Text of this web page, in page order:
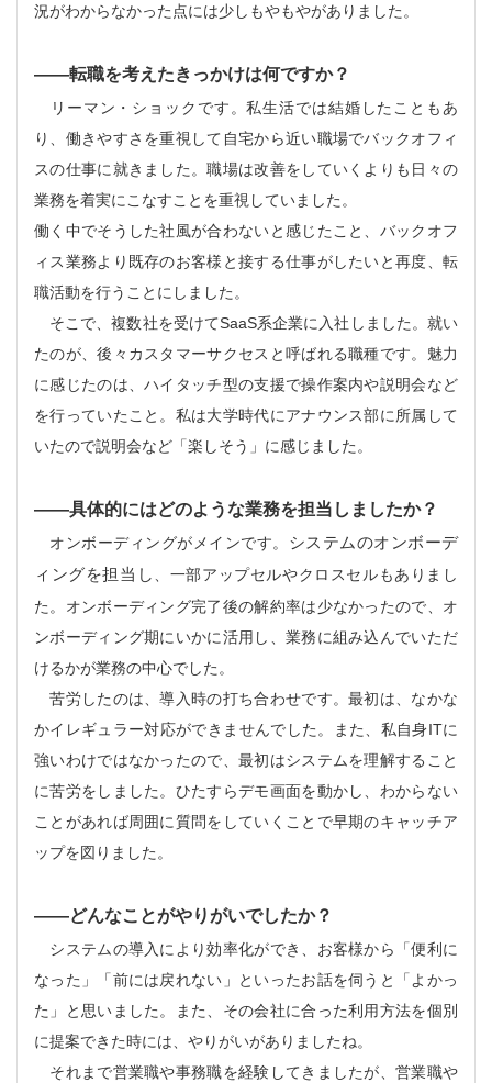
況がわからなかった点には少しもやもやがありました。
――転職を考えたきっかけは何ですか？
リーマン・ショックです。私生活では結婚したこともあ
り、働きやすさを重視して自宅から近い職場でバックオフィ
スの仕事に就きました。職場は改善をしていくよりも日々の
業務を着実にこなすことを重視していました。
働く中でそうした社風が合わないと感じたこと、バックオフ
ィス業務より既存のお客様と接する仕事がしたいと再度、転
職活動を行うことにしました。
そこで、複数社を受けてSaaS系企業に入社しました。就い
たのが、後々カスタマーサクセスと呼ばれる職種です。魅力
に感じたのは、ハイタッチ型の支援で操作案内や説明会など
を行っていたこと。私は大学時代にアナウンス部に所属して
いたので説明会など「楽しそう」に感じました。
――具体的にはどのような業務を担当しましたか？
オンボーディングがメインです。 システムのオンボーデ
ィングを担当し、一部アップセルやクロスセルもありまし
た。オンボーディング完了後の解約率は少なかったので、オ
ンボーディング期にいかに活用し、業務に組み込んでいただ
けるかが業務の中心でした。
苦労したのは、導入時の打ち合わせです。最初は、なかな
かイレギュラー対応ができませんでした。また、私自身ITに
強いわけではなかったので、最初はシステムを理解すること
に苦労をしました。ひたすらデモ画面を動かし、わからない
ことがあれば周囲に質問をしていくことで早期のキャッチア
ップを図りました。
――どんなことがやりがいでしたか？
システムの導入により効率化ができ、お客様から「便利に
なった」「前には戻れない」といったお話を伺うと「よかっ
た」と思いました。また、その会社に合った利用方法を個別
に提案できた時には、やりがいがありましたね。
それまで営業職や事務職を経験してきましたが、営業職や